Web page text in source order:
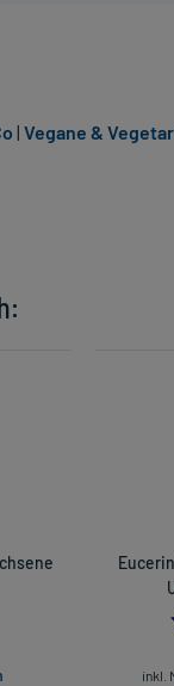
inkl.
| Vegane &